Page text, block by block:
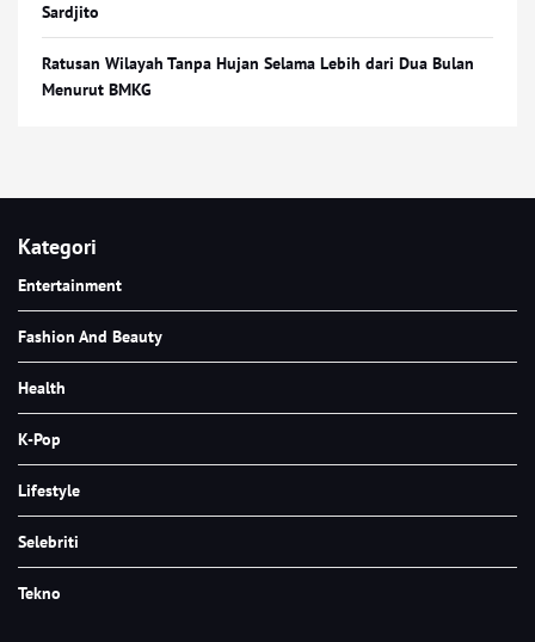
Sardjito
Ratusan Wilayah Tanpa Hujan Selama Lebih dari Dua Bulan
Menurut BMKG
Kategori
Entertainment
Fashion And Beauty
Health
K-Pop
Lifestyle
Selebriti
Tekno